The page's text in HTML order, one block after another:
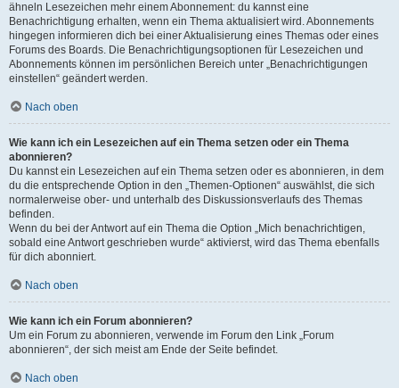
ähneln Lesezeichen mehr einem Abonnement: du kannst eine
Benachrichtigung erhalten, wenn ein Thema aktualisiert wird. Abonnements
hingegen informieren dich bei einer Aktualisierung eines Themas oder eines
Forums des Boards. Die Benachrichtigungsoptionen für Lesezeichen und
Abonnements können im persönlichen Bereich unter „Benachrichtigungen
einstellen“ geändert werden.
Nach oben
Wie kann ich ein Lesezeichen auf ein Thema setzen oder ein Thema
abonnieren?
Du kannst ein Lesezeichen auf ein Thema setzen oder es abonnieren, in dem
du die entsprechende Option in den „Themen-Optionen“ auswählst, die sich
normalerweise ober- und unterhalb des Diskussionsverlaufs des Themas
befinden.
Wenn du bei der Antwort auf ein Thema die Option „Mich benachrichtigen,
sobald eine Antwort geschrieben wurde“ aktivierst, wird das Thema ebenfalls
für dich abonniert.
Nach oben
Wie kann ich ein Forum abonnieren?
Um ein Forum zu abonnieren, verwende im Forum den Link „Forum
abonnieren“, der sich meist am Ende der Seite befindet.
Nach oben